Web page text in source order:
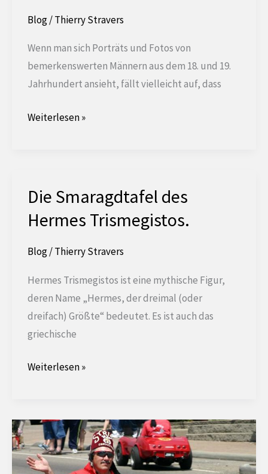
Blog/Thierry Stravers
Wenn man sich Porträts und Fotos von
bemerkenswerten Männern aus dem 18. und 19.
Jahrhundert ansieht, fällt vielleicht auf, dass
Was
dieser
Hand
in
Weste
auf
sich?
Weiterlesen »
Die Smaragdtafel des
Hermes Trismegistos.
Blog/Thierry Stravers
Hermes Trismegistos ist eine mythische Figur,
deren Name „Hermes, der dreimal (oder
dreifach) Größte“ bedeutet. Es ist auch das
griechische
Der
des
Hermes
Trismegistos.
Weiterlesen »